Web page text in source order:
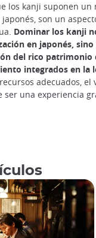
los kanji suponen
son un
Dominar los kanji
en japonés,
del rico patrimonio
integrados en la
adecuados, el
ser una experiencia